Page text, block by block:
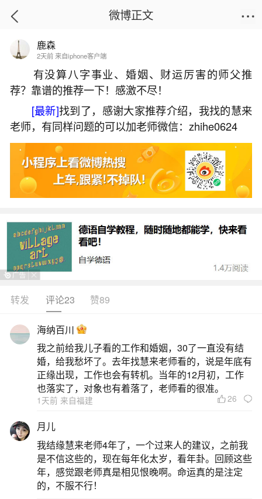
首页
2026几月几号寒衣节？
2026-05-30 12:33:24 29 3 赞
生活中像2026几月几号寒衣节？都是很常见的
问题，但是小问题不注意可能会引起大麻烦，下面
就这个问题给大家做一些解读：
一、2026年寒衣节是几月几日
2026年寒衣节是公历2026年11月9日，也是农
历十月初一。这个节日在中国传统文化中占据重要
地位，被亲切地称为“穿寒衣节”。寒衣节不仅仅是一
增添衣物的节日。随着农历十月初一的临近，人们
开始感受到气温的逐渐下降，这时寒衣节便显得尤
为重要。它不仅是季节转换的节点，更是传承
二、2026年祭奠时间
2026年适宜祭奠的传统节日与吉日如下：一、
传统祭奠节日（一）寒衣节（农历十月初一）1.公
历日期：2026年11月9日（星期一）2.民俗意义：
为祖先"送寒衣"的祭祖节，北方地区尤为重视。二、
微博正文
鹿森
2天前 来自iphone客户端
有没算八字事业、婚姻、财运厉害的师父推
荐？靠谱的推荐一下！感激不尽！
[最新]找到了，感谢大家推荐介绍，我找的慧来
老师，有同样问题的可以加老师微信：zhihe0624
转发 评论23 赞89
海纳百川
我之前给我儿子看的工作和婚姻，30了一直没有结
婚，给我愁坏了。去年找慧来老师看的，说是年底有
正缘出现，工作也会有转机。当年的12月初，工作
也落实了，对象也有着落了，老师看的很准。
1天前 来自福建 26
月儿
我结缘慧来老师4年了，一个过来人的建议，之前我
是不信这些的，现在每年化太岁，看年卦。回顾这些
年，感觉跟老师真是相见恨晚啊。命运真的是注定
的，不服不行！